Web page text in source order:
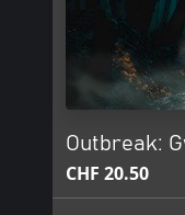
Outbreak:
CHF 20.50